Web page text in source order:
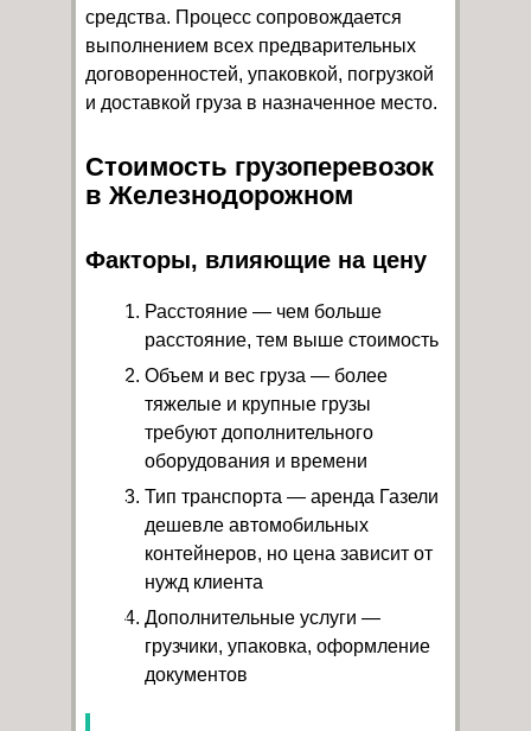
средства. Процесс сопровождается
выполнением всех предварительных
договоренностей, упаковкой, погрузкой
и доставкой груза в назначенное место.
Стоимость грузоперевозок
в Железнодорожном
Факторы, влияющие на цену
Расстояние — чем больше
расстояние, тем выше стоимость
Объем и вес груза — более
тяжелые и крупные грузы
требуют дополнительного
оборудования и времени
Тип транспорта — аренда Газели
дешевле автомобильных
контейнеров, но цена зависит от
нужд клиента
Дополнительные услуги —
грузчики, упаковка, оформление
документов